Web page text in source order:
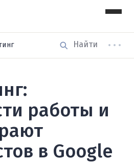
работы и
в Google